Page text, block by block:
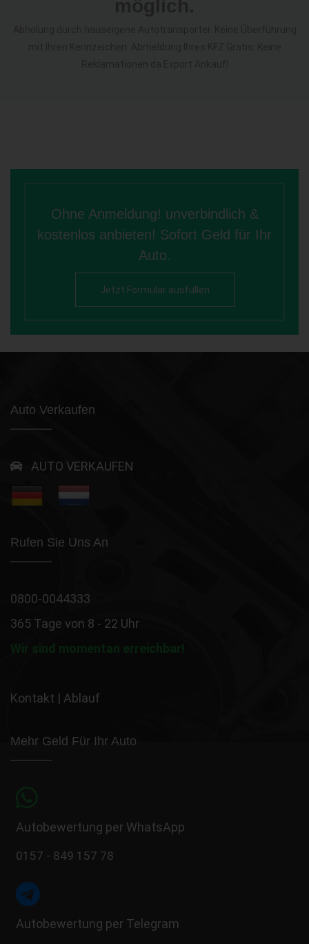
Ohne Anmeldung! unverbindlich &
kostenlos anbieten! Sofort Geld für Ihr
Auto.
Jetzt Formular ausfüllen
Auto Verkaufen
AUTO VERKAUFEN
Rufen Sie Uns An
0800-0044333
365 Tage von 8 - 22 Uhr
Wir sind momentan erreichbar!
Kontakt | Ablauf
Mehr Geld Für Ihr Auto
Autobewertung per WhatsApp
0157 - 849 157 78
Autobewertung per Telegram